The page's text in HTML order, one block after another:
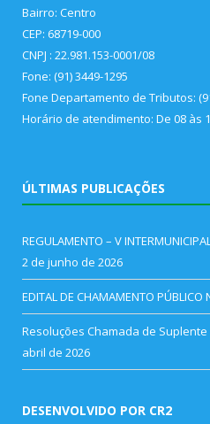
Bairro: Centro
CEP: 68719-000
CNPJ : 22.981.153-0001/08
Fone: (91) 3449-1295
Fone Departamento de Tributos:
Horário de atendimento: De 08 às
ÚLTIMAS PUBLICAÇÕES
REGULAMENTO – V
2 de junho de 2026
EDITAL DE CHAMAMENTO PÚBLICO
Resoluções Chamada de
abril de 2026
DESENVOLVIDO POR CR2